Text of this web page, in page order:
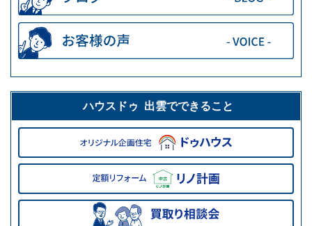
ハウスドゥ 出雲でできること